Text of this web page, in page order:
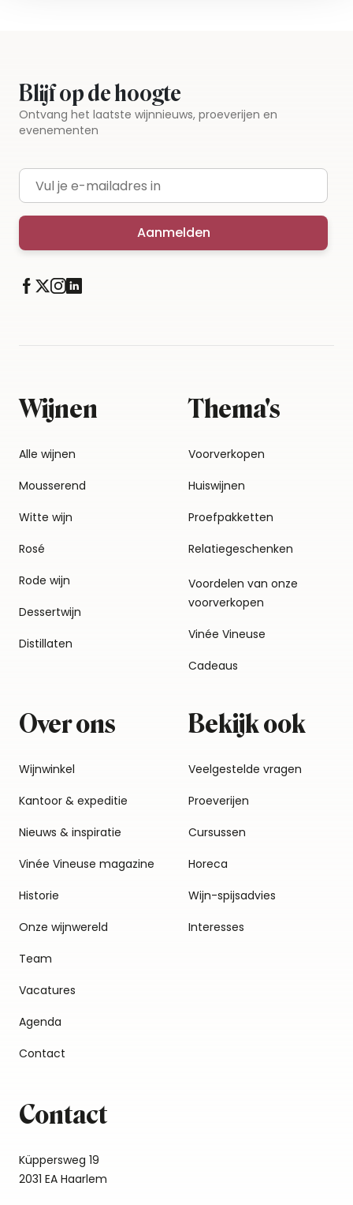
Blijf op de hoogte
Ontvang het laatste wijnnieuws, proeverijen en
evenementen
E-mailadres
Aanmelden
Wijnen
Alle wijnen
Mousserend
Witte wijn
Rosé
Rode wijn
Dessertwijn
Distillaten
Thema's
Voorverkopen
Huiswijnen
Proefpakketten
Relatiegeschenken
Voordelen van onze
voorverkopen
Vinée Vineuse
Cadeaus
Over ons
Wijnwinkel
Kantoor & expeditie
Nieuws & inspiratie
Vinée Vineuse magazine
Historie
Onze wijnwereld
Team
Vacatures
Agenda
Contact
Bekijk ook
Veelgestelde vragen
Proeverijen
Cursussen
Horeca
Wijn-spijsadvies
Interesses
Contact
Küppersweg 19
2031 EA Haarlem